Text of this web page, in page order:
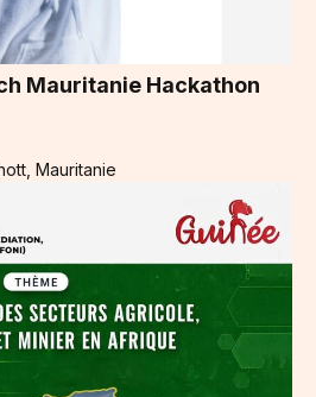
Mauritanie Hackathon
Mauritanie